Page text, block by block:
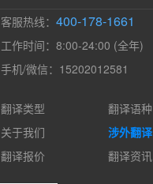
客服热线：400-178-1661
工作时间：8:00-24:00 (全年)
手机/微信：15202012581
翻译类型
翻译语种
关于我们
涉外翻译
翻译报价
翻译资讯